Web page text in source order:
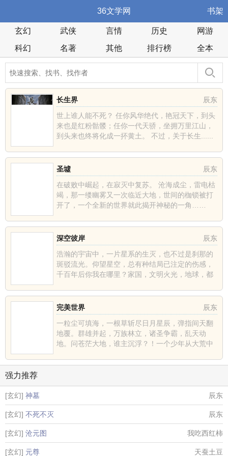
36文学网 书架
玄幻 武侠 言情 历史
网游
科幻
名著 其他 排行榜 全本
辰东
长生界
世上谁人能不死？ 任你风华绝代，艳冠天下，到头
来也是红粉骷髅；任你一代天骄，坐拥万里江山，
到头来也终将化成一抔黄土。 不过，关于长生......
辰东
圣墟
在破败中崛起，在寂灭中复苏。 沧海成尘，雷电枯
竭，那一缕幽雾又一次临近大地，世间的枷锁被打
开了，一个全新的世界就此揭开神秘的一角……
辰东
深空彼岸
浩瀚的宇宙中，一片星系的生灭，也不过是刹那的
斑驳流光。仰望星空，总有种结局已注定的伤感，
千百年后你我在哪里？家国，文明火光，地球，都
辰东
完美世界
一粒尘可填海，一根草斩尽日月星辰，弹指间天翻
地覆。群雄并起，万族林立，诸圣争霸，乱天动
地。问苍茫大地，谁主沉浮？！一个少年从大荒中
强力推荐
[玄幻] 神墓 辰东
[玄幻] 不死不灭 辰东
[玄幻] 沧元图 我吃西红柿
[玄幻] 元尊 天蚕土豆